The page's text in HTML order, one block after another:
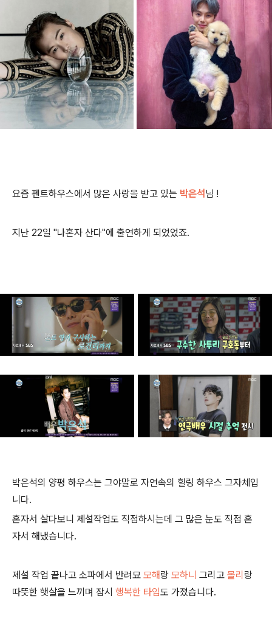
요즘 펜트하우스에서 많은 사랑을 받고 있는 박은석 님 !
지난 22일 "나혼자 산다"에 출연하게 되었었죠.
박은석의 양평 하우스는 그야말로 자연속의 힐링 하우스 그자체입
니다.
혼자서 살다보니 제설작업도 직접하시는데 그 많은 눈도 직접 혼
자서 해냈습니다.
제설 작업 끝나고 소파에서 반려묘 모해랑 모하니 그리고 몰리 랑
따뜻한 햇살을 느끼며 잠시 행복한 타임도 가졌습니다.